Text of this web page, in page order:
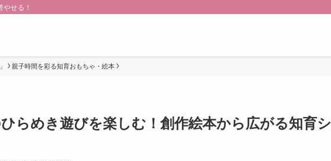
せる！
親子時間を彩る知育おもちゃ・絵本
らめき遊びを楽しむ！創作絵本から広がる知育シ